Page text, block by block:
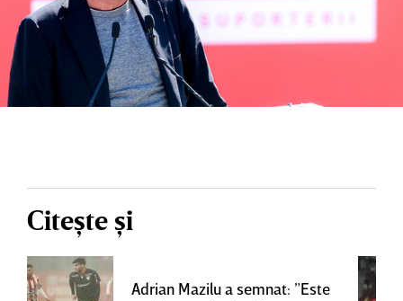
Citește și
Adrian Mazilu a semnat: ”Este